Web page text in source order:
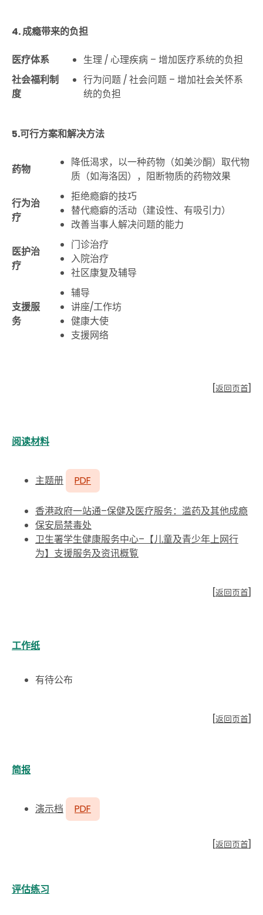
4. 成瘾带来的负担
医疗体系 生理/ 心理疾病 – 增加医疗系统的负担
社会福利制
度
行为问题/社会问题 – 增加社会关怀系
统的负担
5.可行方案和解决方法
药物
降低渴求，以一种药物（如美沙酮）取代物
质（如海洛因），阻断物质的药物效果
行为治
疗
拒绝瘾癖的技巧
替代瘾癖的活动（建设性、有吸引力）
改善当事人解决问题的能力
医护治
疗
门诊治疗
入院治疗
社区康复及辅导
支援服
务
辅导
讲座/工作坊
健康大使
支援网络
[返回页首]
阅读材料
主题册 PDF
香港政府一站通–保健及医疗服务：滥药及其他成瘾
保安局禁毒处
卫生署学生健康服务中心–【儿童及青少年上网行
为】支援服务及资讯概覧
[返回页首]
工作纸
有待公布
[返回页首]
简报
演示档 PDF
[返回页首]
评估练习